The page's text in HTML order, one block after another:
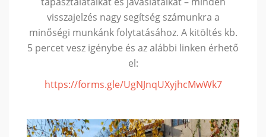
visszajelzés nagy segítség számunkra a
minőségi munkánk folytatásához. A kitöltés kb.
5 percet vesz igénybe és az alábbi linken érhető
el:
https://forms.gle/UgNJnqUXyjhcMwWk7